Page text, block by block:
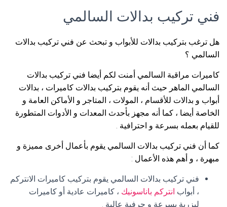
فني تركيب بدالات السالمي
هل ترغب بتركيب بدالات للأبواب و تبحث عن فني تركيب بدالات
السالمي ؟
كاميرات مراقبة السالمي أمنت لكم أيضا فني تركيب بدالات
السالمي الماهر حيث أنه يقوم بتركيب بدالات كاميرات ، بدالات
أبواب و بدالات للأقسام ، المولات ، المتاجر و الأماكن العامة و
الخاصة أيضا ، كما أنه مجهز بأحدث المعدات و الأدوات المتطورة
للقيام بعمله بسرعة و احترافية .
كما أن فني تركيب بدالات السالمي يقوم بأعمال أخرى مميزة و
مبهرة ، و أهم هذه الأعمال :
فني تركيب بدالات السالمي يقوم بتركيب كاميرات الانتركم
، أبواب انتركم باناسونيك ، كاميرات عادية أو كاميرات
ليزرية بسرعة و حرفية عالية .